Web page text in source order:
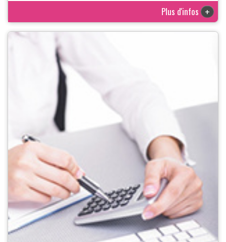
Plus d'infos +